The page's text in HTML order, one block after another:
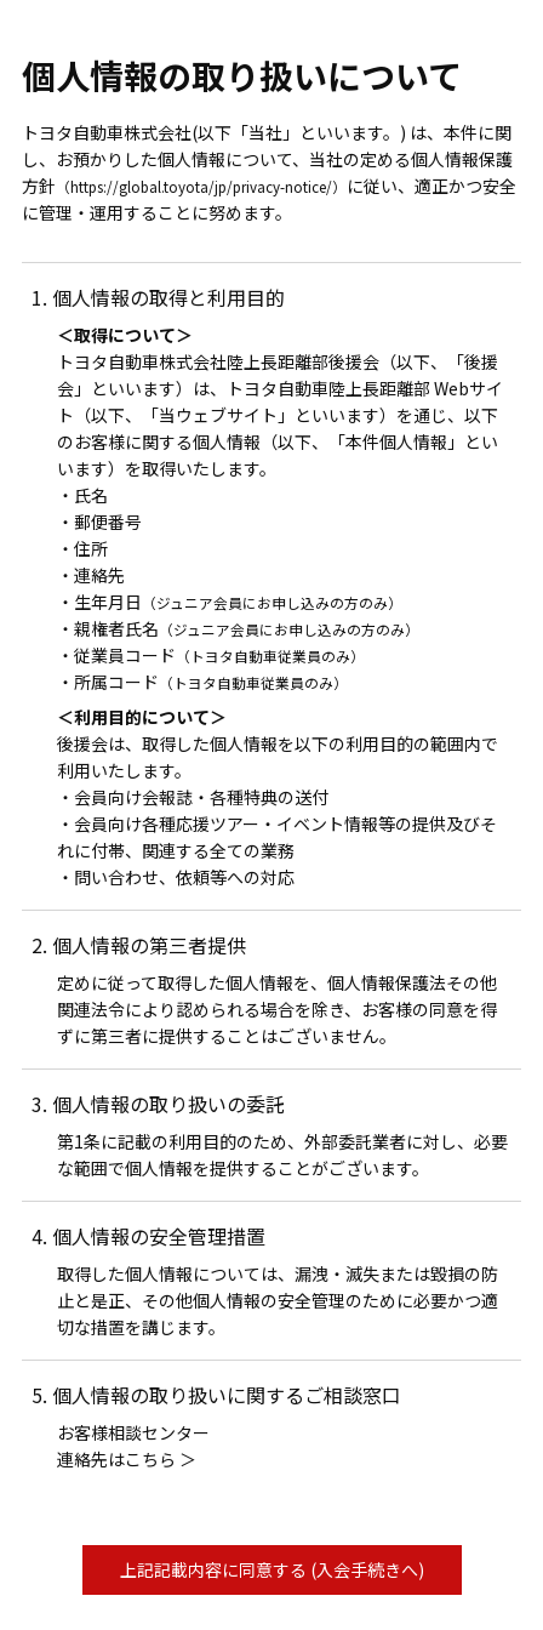
個人情報の取り扱いについて
トヨタ自動車株式会社(以下「当社」といいます。) は、本件に関
し、お預かりした個人情報について、当社の定める個人情報保護
方針 （https://global.toyota/jp/privacy-notice/） に従い、適正かつ安全
に管理・運用することに努めます。
1. 個人情報の取得と利用目的
＜取得について＞
トヨタ自動車株式会社陸上長距離部後援会（以下、「後援
会」といいます）は、トヨタ自動車陸上長距離部 Webサイ
ト（以下、「当ウェブサイト」といいます）を通じ、以下
のお客様に関する個人情報（以下、「本件個人情報」とい
います）を取得いたします。
・氏名
・郵便番号
・住所
・連絡先
・生年月日 （ジュニア会員にお申し込みの方のみ）
・親権者氏名 （ジュニア会員にお申し込みの方のみ）
・従業員コード （トヨタ自動車従業員のみ）
・所属コード （トヨタ自動車従業員のみ）
＜利用目的について＞
後援会は、取得した個人情報を以下の利用目的の範囲内で
利用いたします。
・会員向け会報誌・各種特典の送付
・会員向け各種応援ツアー・イベント情報等の提供及びそ
れに付帯、関連する全ての業務
・問い合わせ、依頼等への対応
2. 個人情報の第三者提供
定めに従って取得した個人情報を、個人情報保護法その他
関連法令により認められる場合を除き、お客様の同意を得
ずに第三者に提供することはございません。
3. 個人情報の取り扱いの委託
第1条に記載の利用目的のため、外部委託業者に対し、必要
な範囲で個人情報を提供することがございます。
4. 個人情報の安全管理措置
取得した個人情報については、漏洩・滅失または毀損の防
止と是正、その他個人情報の安全管理のために必要かつ適
切な措置を講じます。
5. 個人情報の取り扱いに関するご相談窓口
お客様相談センター
連絡先はこちら ＞
上記記載内容に同意する (入会手続きへ)